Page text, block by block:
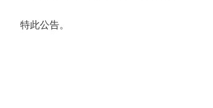
特此公告。